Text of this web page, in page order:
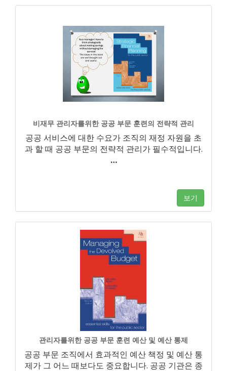
비재무 관리자를위한 공공 부문 훈련의 전략적 관리
공공 서비스에 대한 수요가 조직의 재정 자원을 초
과 할 때 공공 부문의 전략적 관리가 필수적입니다.
…
보기
관리자를위한 공공 부문 훈련 예산 및 예산 통제
공공 부문 조직에서 효과적인 예산 책정 및 예산 통
제가 그 어느 때보다도 중요합니다. 공공 기관은 종